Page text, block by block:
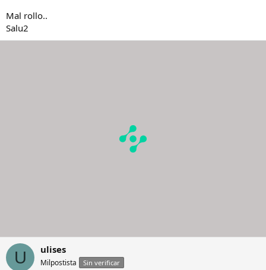
Mal rollo..
Salu2
U ulises
Milpostista Sin verificar